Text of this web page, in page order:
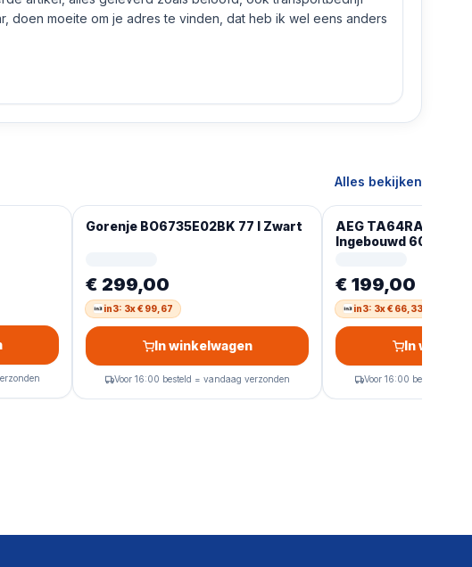
doen moeite om je adres te vinden, dat heb ik wel eens anders
Alles bekijken
Gorenje BO6735E02BK 77 l Zwart
€ 299,00
in3: 3x € 99,67
In winkelwagen
Voor 16:00 besteld = vandaag verzonden
AEG TA64RA07XB
Ingebouwd 60 cm
€ 199,00
in3: 3x € 66,33
In
Voor 16:00 besteld =